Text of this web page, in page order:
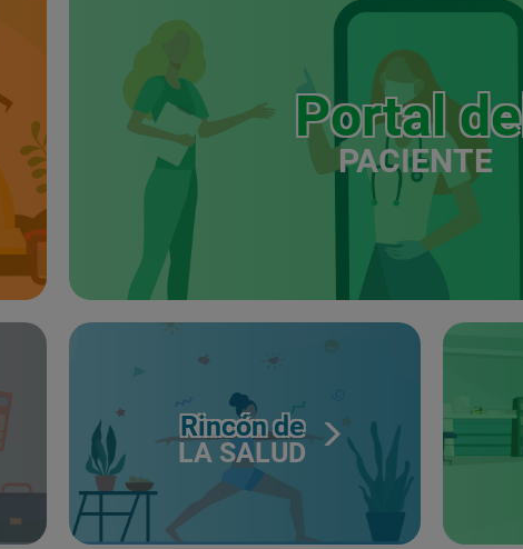
Portal del
PACIENTE
Rincón de
LA SALUD